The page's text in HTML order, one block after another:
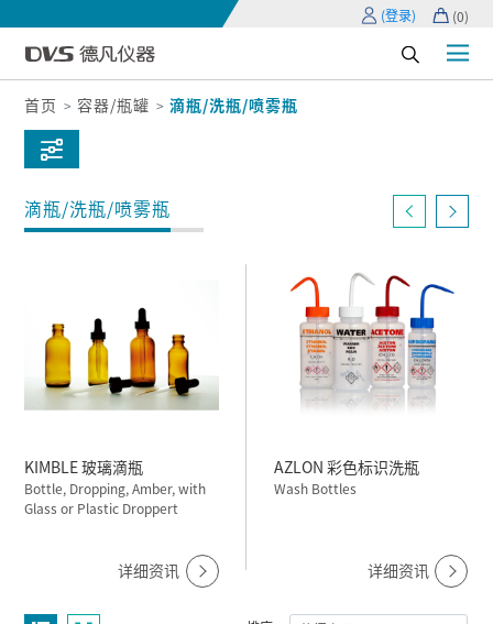
(登录) (0)
首页 容器/瓶罐 滴瓶/洗瓶/喷雾瓶
滴瓶/洗瓶/喷雾瓶
KIMBLE 玻璃滴瓶
Bottle, Dropping, Amber, with
Glass or Plastic Droppert
详细资讯
AZLON 彩色标识洗瓶
Wash Bottles
详细资讯